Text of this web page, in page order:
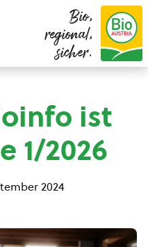
Bio,
regional,
sicher.
ist
1/2026
2024